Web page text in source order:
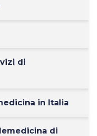
di
in Italia
di